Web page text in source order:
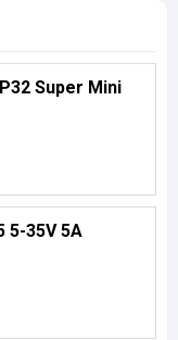
Super Mini
5-35V 5A